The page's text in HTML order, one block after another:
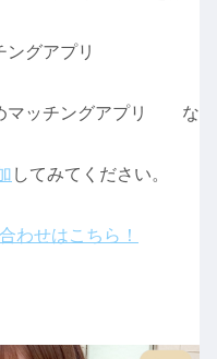
ングアプリ
めマッチングアプリ な
してみてください。
わせはこちら！